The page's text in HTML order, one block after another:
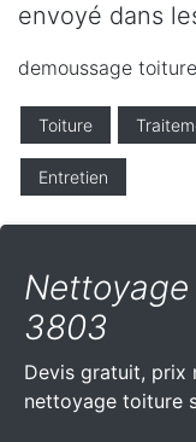
envoyé dans
demoussage toiture
Toiture
Entretien
3803
Devis gratuit, prix
nettoyage toiture